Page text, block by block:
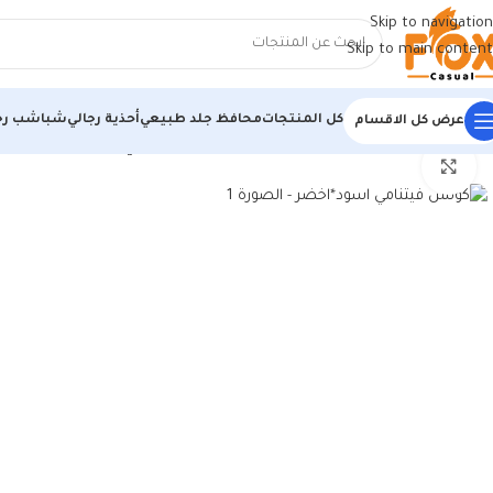
Skip to navigation
Skip to main content
عرض كل الاقسام كل المنتجاتمحافظ جلد طبيعيأحذية رجاليشباشب
الرئيسية/أحذية رجالي